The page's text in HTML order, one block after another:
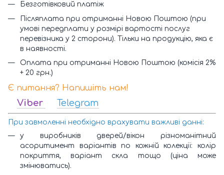
Безготівковий платіж
Післяплата при отриманні Новою Поштою (при
умові передплати у розмірі вартості послуг
перевізника у 2 сторони). Тільки на продукцію, яка є
в наявності.
Оплата при отриманні Новою Поштою (комісія 2%
+ 20 грн.)
Є питання? Напишіть нам!
Viber Telegram
При завмоленні необхідно врахувати важливі данні:
у виробників дверей/вікон різноманітний
асоритимент варіантів по кожній колекції: колір
покриття, варіант скла тощо (ціна може
змінюватись).